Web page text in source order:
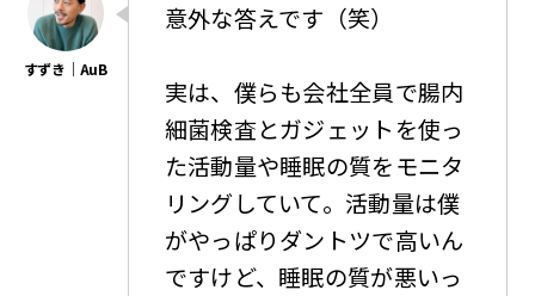
意外な答えです（笑）
実は、僕らも会社全員で腸内
細菌検査とガジェットを使っ
た活動量や睡眠の質をモニタ
リングしていて。活動量は僕
がやっぱりダントツで高いん
ですけど、睡眠の質が悪いっ